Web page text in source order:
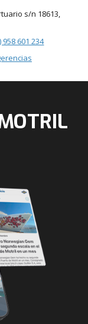
s/n 18613,
958 601 234